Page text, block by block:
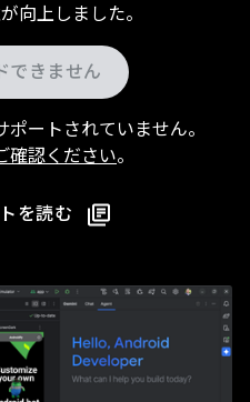
向上しました。
できません
ートされていません。
確認ください。
を読む